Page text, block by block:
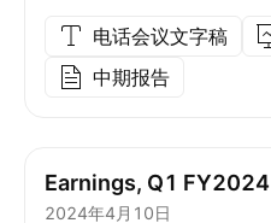
电话会议文字稿
中期报告
Earnings, Q1 FY2024
2024年4月10日